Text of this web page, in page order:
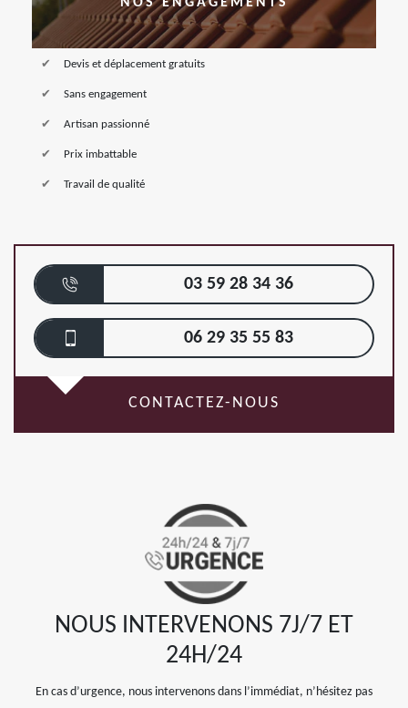
Devis et déplacement gratuits
Sans engagement
Artisan passionné
Prix imbattable
Travail de qualité
03 59 28 34 36
06 29 35 55 83
CONTACTEZ-NOUS
NOUS INTERVENONS 7J/7 ET
24H/24
En cas d’urgence, nous intervenons dans l’immédiat, n’hésitez pas